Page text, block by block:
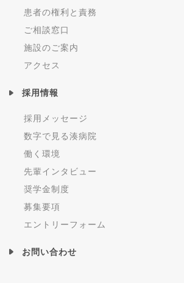
患者の権利と責務
ご相談窓口
施設のご案内
アクセス
採用情報
採用メッセージ
数字で見る湊病院
働く環境
先輩インタビュー
奨学金制度
募集要項
エントリーフォーム
お問い合わせ